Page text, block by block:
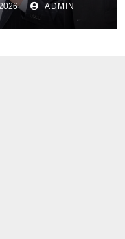
якаADMIN